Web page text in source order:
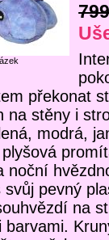
překonat
na stěny i
modrá,
noční
svůj pevný
na
barvami.